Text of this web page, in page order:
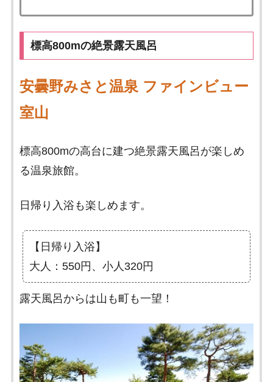
標高800mの絶景露天風呂
安曇野みさと温泉 ファインビュー
室山
標高800mの高台に建つ絶景露天風呂が楽しめ
る温泉旅館。
日帰り入浴も楽しめます。
【日帰り入浴】
大人：550円、小人320円
露天風呂からは山も町も一望！